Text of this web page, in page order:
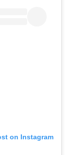
on Instagram